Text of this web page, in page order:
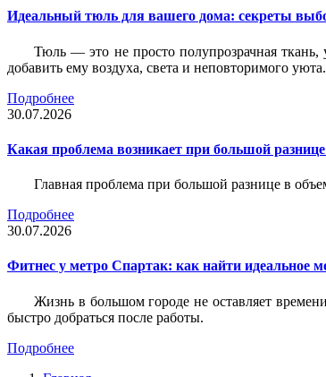
Идеальный тюль для вашего дома: секреты
Тюль — это не просто полупрозрачная
добавить ему воздуха, света и неповторимого уюта.
Подробнее
30.07.2026
Какая проблема возникает при большой
Главная проблема при большой разнице в
Подробнее
30.07.2026
Фитнес у метро Спартак: как найти идеальное
Жизнь в большом городе не оставляет
быстро добраться после работы.
Подробнее